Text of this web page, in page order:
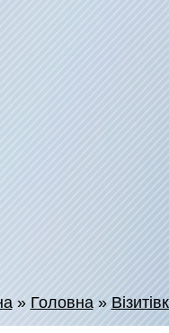
» Головна»